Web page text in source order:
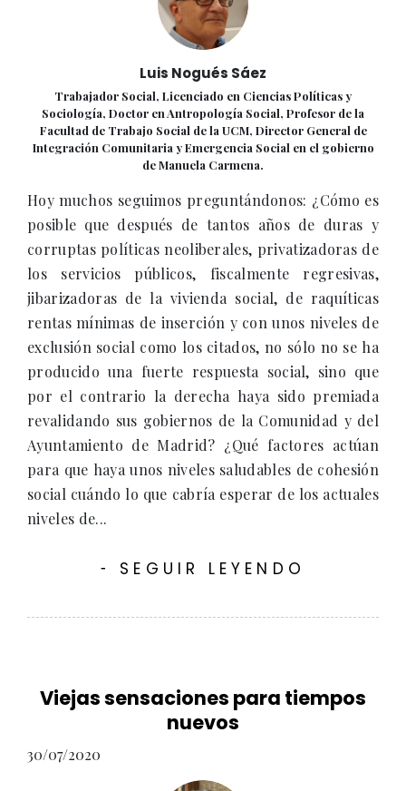
Luis Nogués Sáez
Trabajador Social, Licenciado en Ciencias Políticas y
Sociología, Doctor en Antropología Social, Profesor de la
Facultad de Trabajo Social de la UCM, Director General de
Integración Comunitaria y Emergencia Social en el gobierno
de Manuela Carmena.
Hoy muchos seguimos preguntándonos: ¿Cómo es
posible que después de tantos años de duras y
corruptas políticas neoliberales, privatizadoras de
los servicios públicos, fiscalmente regresivas,
jibarizadoras de la vivienda social, de raquíticas
rentas mínimas de inserción y con unos niveles de
exclusión social como los citados, no sólo no se ha
producido una fuerte respuesta social, sino que
por el contrario la derecha haya sido premiada
revalidando sus gobiernos de la Comunidad y del
Ayuntamiento de Madrid? ¿Qué factores actúan
para que haya unos niveles saludables de cohesión
social cuándo lo que cabría esperar de los actuales
niveles de...
- SEGUIR LEYENDO
Viejas sensaciones para tiempos
nuevos
30/07/2020